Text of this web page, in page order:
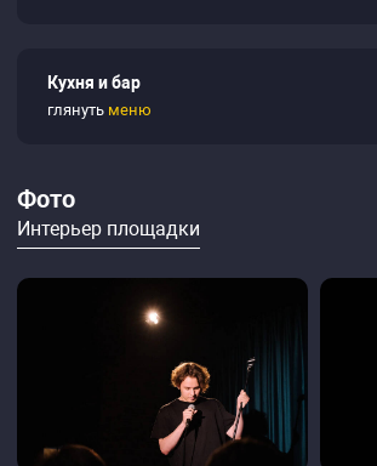
Кухня и бар
глянуть меню
Фото
Интерьер площадки